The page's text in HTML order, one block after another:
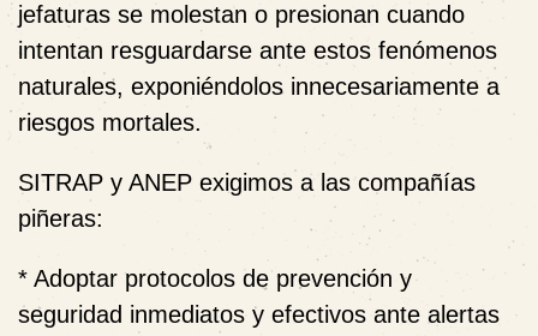
jefaturas se molestan o presionan cuando
intentan resguardarse ante estos fenómenos
naturales, exponiéndolos innecesariamente a
riesgos mortales.
SITRAP y ANEP exigimos a las compañías
piñeras:
* Adoptar protocolos de prevención y
seguridad inmediatos y efectivos ante alertas